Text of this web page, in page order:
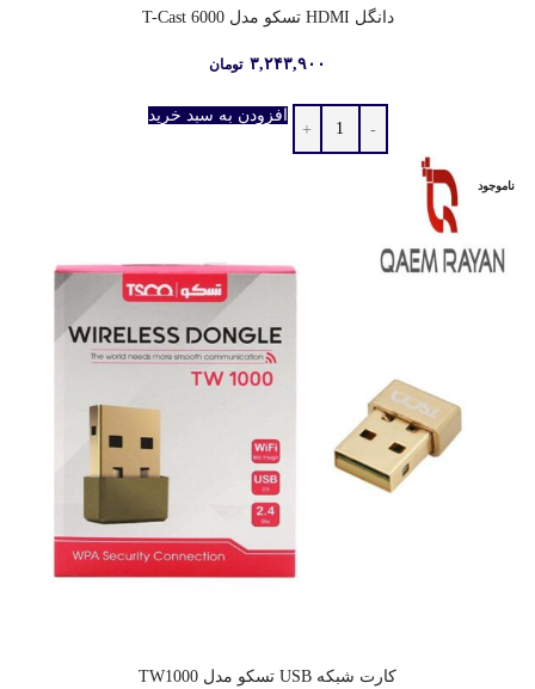
دانگل HDMI تسکو مدل T-Cast 6000
۳,۲۴۳,۹۰۰ تومان
افزودن به سبد خرید
ناموجود
کارت شبکه USB تسکو مدل TW1000